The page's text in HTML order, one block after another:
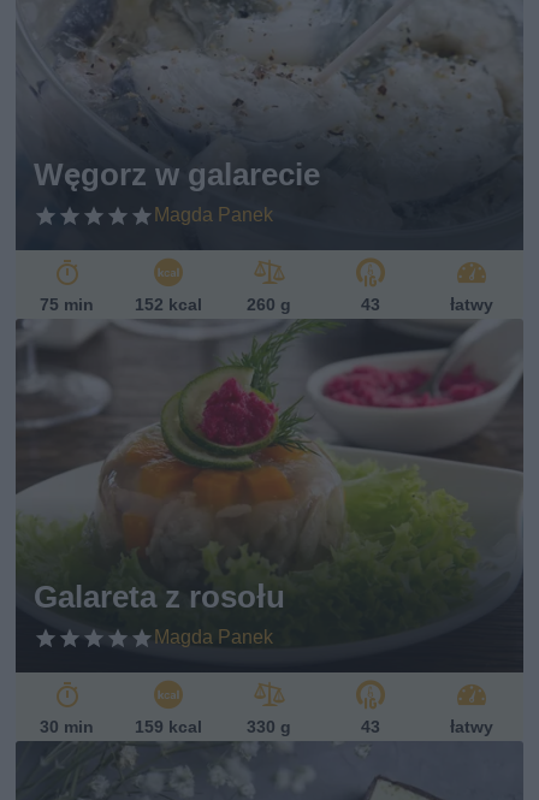
Węgorz w galarecie
Magda Panek
75 min 152 kcal 260 g 43 łatwy
Galareta z rosołu
Magda Panek
30 min 159 kcal 330 g 43 łatwy